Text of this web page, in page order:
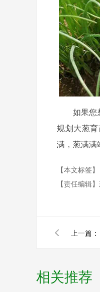
如果您
规划大葱
满，葱满满
【本文标签】
【责任编辑】
上一篇：
相关推荐